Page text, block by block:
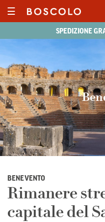
SPEDIZIONE
☰
BENEVENTO
Rimanere
capitale del